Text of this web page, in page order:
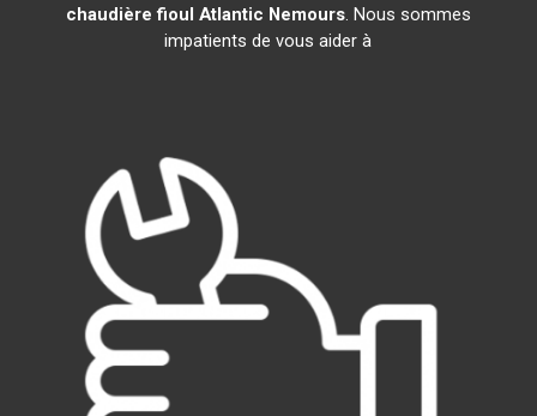
chaudière fioul Atlantic Nemours. Nous sommes
impatients de vous aider à